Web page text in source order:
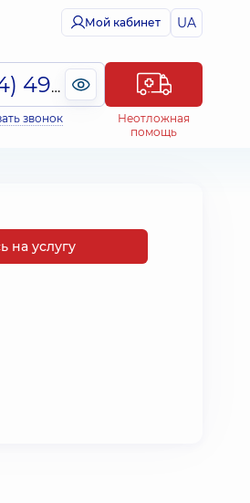
Мой кабинет UA
(044) 495-2-888
звонок
Неотложная
помощь
на услугу